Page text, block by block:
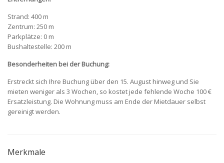
Strand: 400 m
Zentrum: 250 m
Parkplätze: 0 m
Bushaltestelle: 200 m
Besonderheiten bei der Buchung:
Erstreckt sich Ihre Buchung über den 15. August hinweg und Sie
mieten weniger als 3 Wochen, so kostet jede fehlende Woche 100 €
Ersatzleistung. Die Wohnung muss am Ende der Mietdauer selbst
gereinigt werden.
Merkmale